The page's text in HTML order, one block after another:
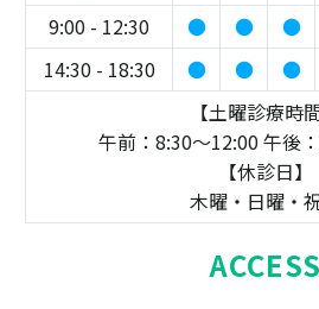
9:00 - 12:30
● ● ●
14:30 - 18:30
● ● ●
【土曜診療時間
午前：8:30～12:00 午後
【休診日】
木曜・日曜・
ACCESS